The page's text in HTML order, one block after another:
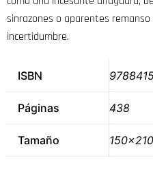
sinrazones o aparentes
incertidumbre.
ISBN
Páginas 438
Tamaño 150×210